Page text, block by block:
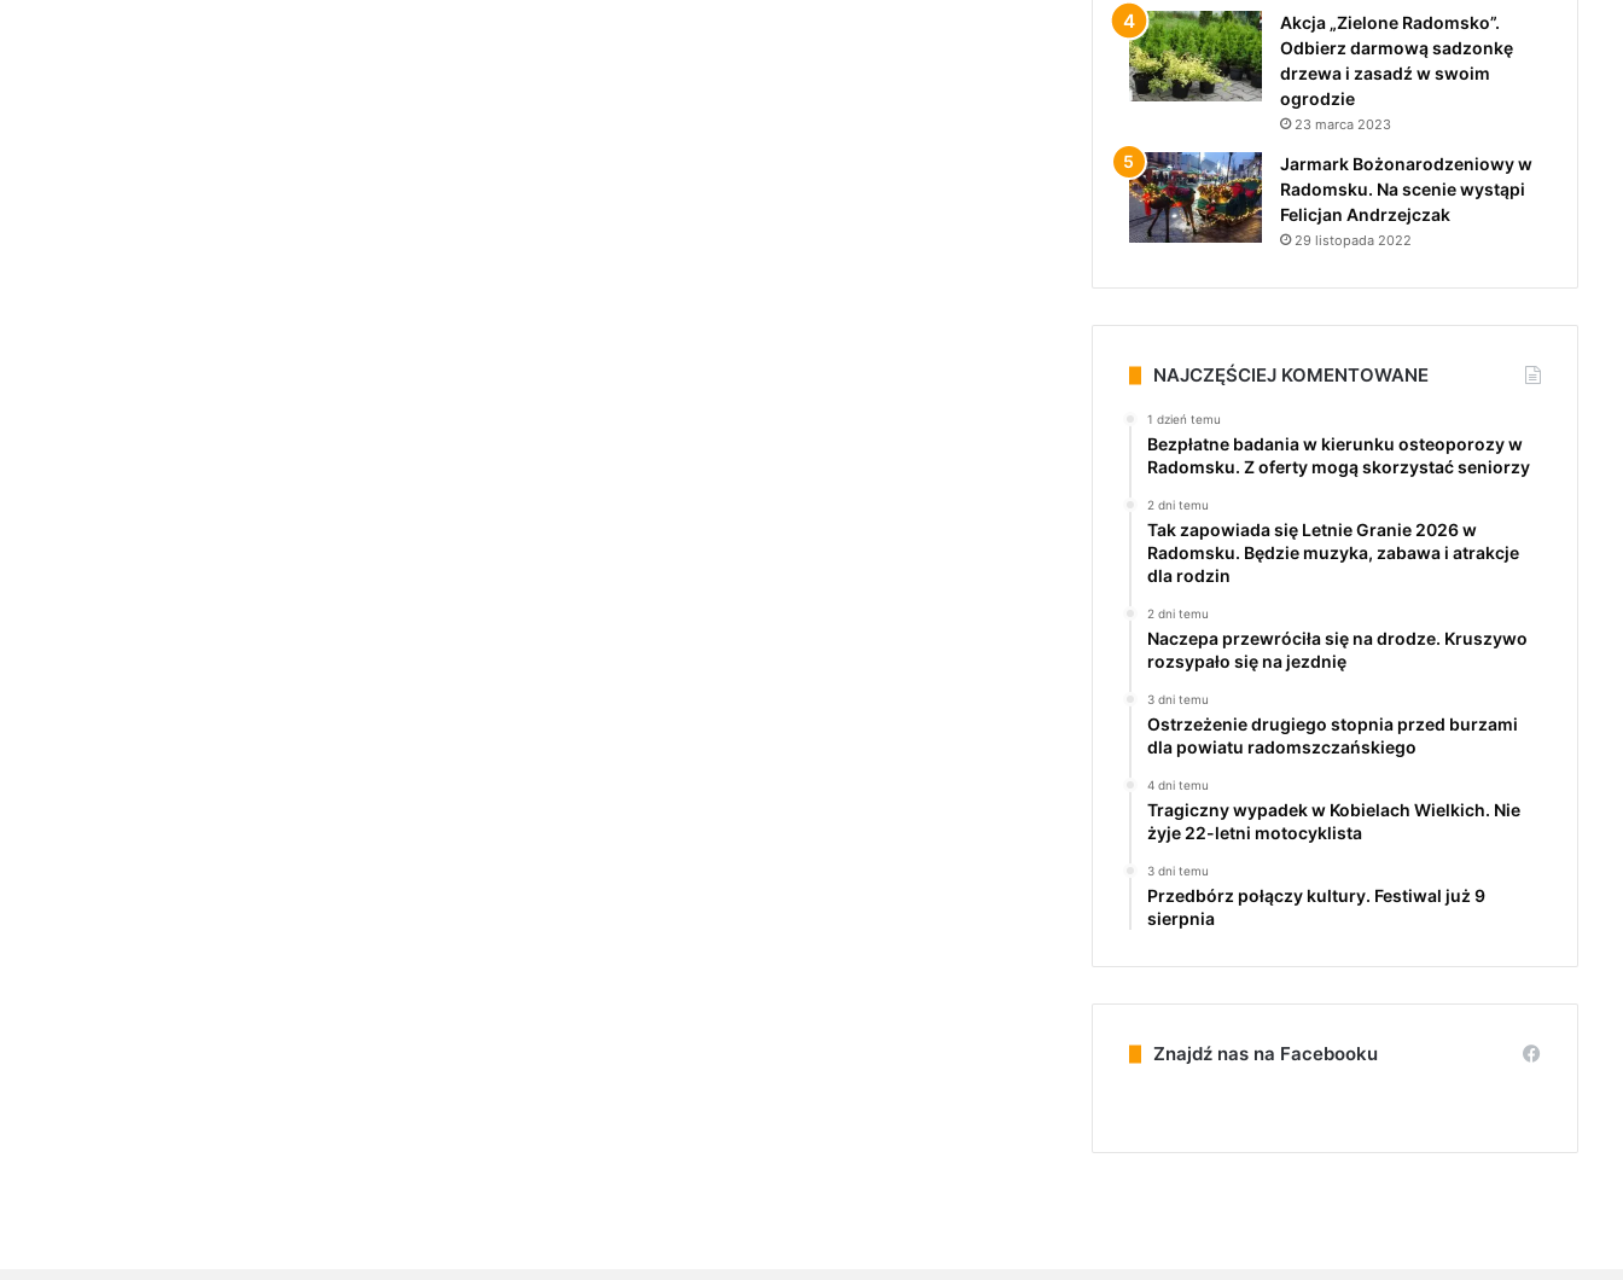
Akcja „Zielone Radomsko”.
Odbierz darmową sadzonkę
drzewa i zasadź w swoim
ogrodzie
23 marca 2023
Jarmark Bożonarodzeniowy w
Radomsku. Na scenie wystąpi
Felicjan Andrzejczak
29 listopada 2022
NAJCZĘŚCIEJ KOMENTOWANE
1 dzień temu
Bezpłatne badania w kierunku osteoporozy w
Radomsku. Z oferty mogą skorzystać seniorzy
2 dni temu
Tak zapowiada się Letnie Granie 2026 w
Radomsku. Będzie muzyka, zabawa i atrakcje
dla rodzin
2 dni temu
Naczepa przewróciła się na drodze. Kruszywo
rozsypało się na jezdnię
3 dni temu
Ostrzeżenie drugiego stopnia przed burzami
dla powiatu radomszczańskiego
4 dni temu
Tragiczny wypadek w Kobielach Wielkich. Nie
żyje 22-letni motocyklista
3 dni temu
Przedbórz połączy kultury. Festiwal już 9
sierpnia
Znajdź nas na Facebooku